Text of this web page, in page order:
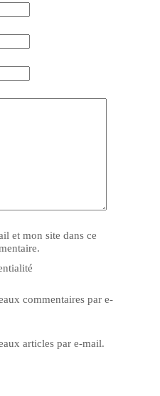
et mon site dans ce
commentaires par e-
articles par e-mail.